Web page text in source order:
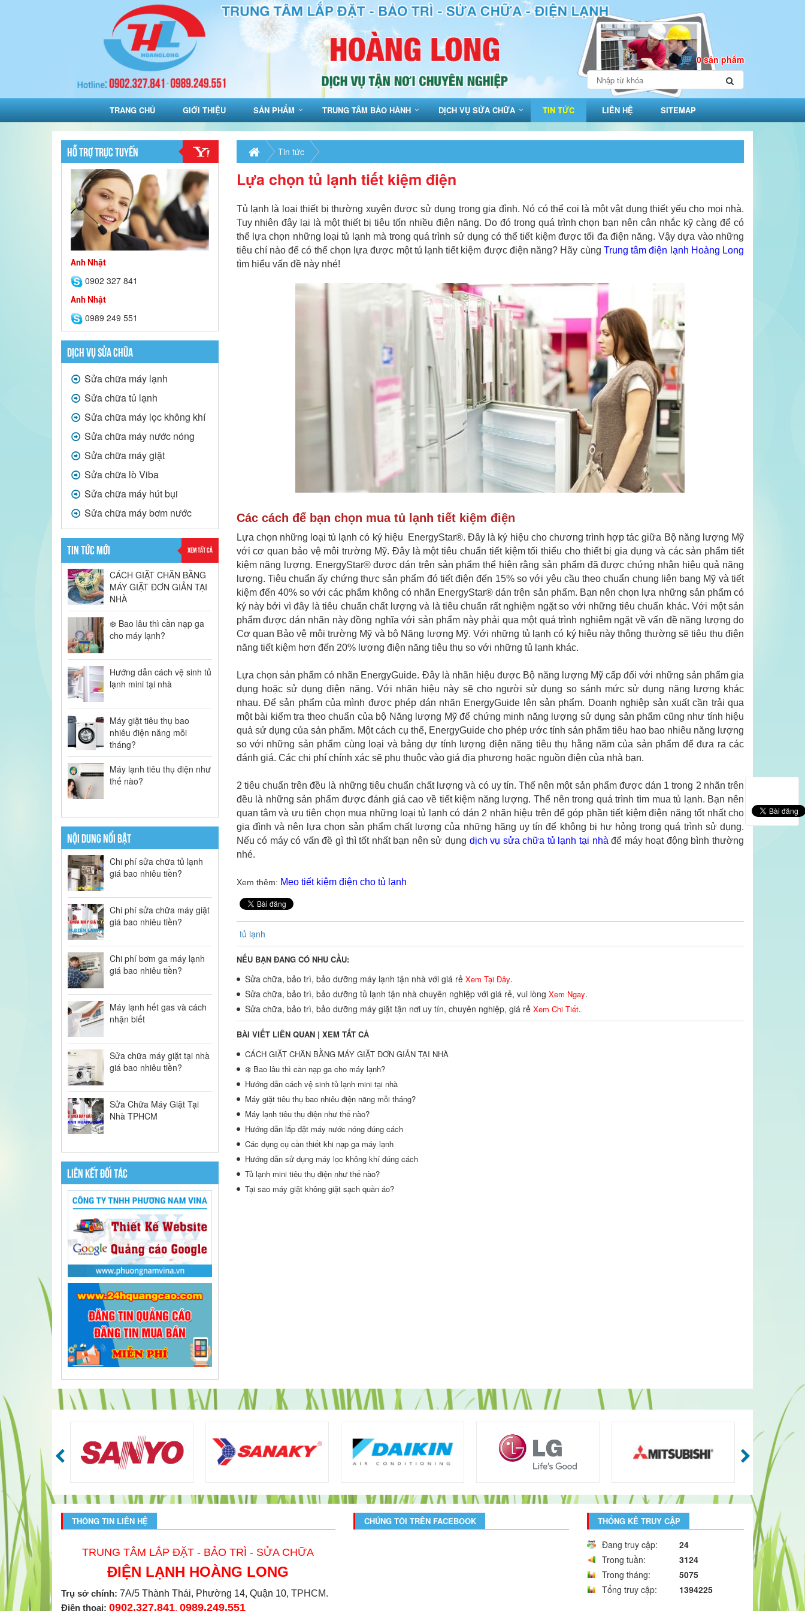
0 sản phẩm
TRANG CHỦ GIỚI THIỆU SẢN PHẨM TRUNG TÂM BẢO HÀNH DỊCH VỤ SỬA CHỮA TIN TỨC LIÊN HỆ SITEMAP
HỖ TRỢ TRỰC TUYẾN
Anh Nhật
0902 327 841
Anh Nhật
0989 249 551
DỊCH VỤ SỬA CHỮA
Sửa chữa máy lạnh
Sửa chữa tủ lạnh
Sửa chữa máy lọc không khí
Sửa chữa máy nước nóng
Sửa chữa máy giặt
Sửa chữa lò Viba
Sửa chữa máy hút bụi
Sửa chữa máy bơm nước
TIN TỨC MỚI XEM TẤT CẢ
CÁCH GIẶT CHĂN BẰNG
MÁY GIẶT ĐƠN GIẢN TẠI
NHÀ
❄️ Bao lâu thì cần nạp ga
cho máy lạnh?
Hướng dẫn cách vệ sinh tủ
lạnh mini tại nhà
Máy giặt tiêu thụ bao
nhiêu điện năng mỗi
tháng?
Máy lạnh tiêu thụ điện như
thế nào?
NỘI DUNG NỔI BẬT
Chi phí sửa chữa tủ lạnh
giá bao nhiêu tiền?
Chi phí sửa chữa máy giặt
giá bao nhiêu tiền?
Chi phí bơm ga máy lạnh
giá bao nhiêu tiền?
Máy lạnh hết gas và cách
nhận biết
Sửa chữa máy giặt tại nhà
giá bao nhiêu tiền?
Sửa Chữa Máy Giặt Tại
Nhà TPHCM
LIÊN KẾT ĐỐI TÁC
Tin tức
Lựa chọn tủ lạnh tiết kiệm điện
Tủ lạnh là loại thiết bị thường xuyên được sử dụng trong gia đình. Nó có thể coi là một vật dụng thiết yếu cho mọi nhà.
Tuy nhiên đây lại là một thiết bị tiêu tốn nhiều điện năng. Do đó trong quá trình chọn bạn nên cân nhắc kỹ càng để có
thể lựa chọn những loại tủ lạnh mà trong quá trình sử dụng có thể tiết kiệm được tối đa điện năng. Vậy dựa vào những
tiêu chí nào để có thể chọn lựa được một tủ lạnh tiết kiệm được điện năng? Hãy cùng Trung tâm điện lạnh Hoàng Long
tìm hiểu vấn đề này nhé!
Các cách để bạn chọn mua tủ lạnh tiết kiệm điện
Lựa chọn những loại tủ lạnh có ký hiệu EnergyStar®. Đây là ký hiệu cho chương trình hợp tác giữa Bộ năng lượng Mỹ
với cơ quan bảo vệ môi trường Mỹ. Đây là một tiêu chuẩn tiết kiệm tối thiểu cho thiết bị gia dụng và các sản phẩm tiết
kiệm năng lượng. EnergyStar® được dán trên sản phẩm thể hiện rằng sản phẩm đã được chứng nhận hiệu quả năng
lượng. Tiêu chuẩn ấy chứng thực sản phẩm đó tiết điện đến 15% so với yêu cầu theo chuẩn chung liên bang Mỹ và tiết
kiệm đến 40% so với các phẩm không có nhãn EnergyStar® dán trên sản phẩm. Bạn nên chọn lựa những sản phẩm có
ký này bởi vì đây là tiêu chuẩn chất lượng và là tiêu chuẩn rất nghiệm ngặt so với những tiêu chuẩn khác. Với một sản
phẩm được dán nhãn này đồng nghĩa với sản phẩm này phải qua một quá trình nghiêm ngặt về vấn đề năng lượng do
Cơ quan Bảo vệ môi trường Mỹ và bộ Năng lượng Mỹ. Với những tủ lạnh có ký hiệu này thông thường sẽ tiêu thụ điện
năng tiết kiệm hơn đến 20% lượng điện năng tiêu thụ so với những tủ lạnh khác.
Lựa chọn sản phẩm có nhãn EnergyGuide. Đây là nhãn hiệu được Bộ năng lượng Mỹ cấp đối với những sản phẩm gia
dụng hoặc sử dụng điện năng. Với nhãn hiệu này sẽ cho người sử dụng so sánh mức sử dụng năng lượng khác
nhau. Để sản phẩm của mình được phép dán nhãn EnergyGuide lên sản phẩm. Doanh nghiệp sản xuất cần trải qua
một bài kiểm tra theo chuẩn của bộ Năng lượng Mỹ để chứng minh năng lượng sử dụng sản phẩm cũng như tính hiệu
quả sử dụng của sản phẩm. Một cách cụ thể, EnergyGuide cho phép ước tính sản phẩm tiêu hao bao nhiêu năng lượng
so với những sản phẩm cùng loại và bảng dự tính lượng điện năng tiêu thụ hằng năm của sản phẩm để đưa ra các
đánh giá. Các chi phí chính xác sẽ phụ thuộc vào giá địa phương hoặc nguồn điện của nhà bạn.
2 tiêu chuẩn trên đều là những tiêu chuẩn chất lượng và có uy tín. Thế nên một sản phẩm được dán 1 trong 2 nhãn trên
đều là những sản phẩm được đánh giá cao về tiết kiệm năng lượng. Thế nên trong quá trình tìm mua tủ lạnh. Bạn nên
quan tâm và ưu tiên chọn mua những loại tủ lạnh có dán 2 nhãn hiệu trên để góp phần tiết kiệm điện năng tốt nhất cho
gia đình và nên lựa chọn sản phẩm chất lượng của những hãng uy tín để không bị hư hỏng trong quá trình sử dụng.
Nếu có máy có vấn đề gì thì tốt nhất bạn nên sử dụng dịch vụ sửa chữa tủ lạnh tại nhà để máy hoạt động bình thường
nhé.
Xem thêm: Mẹo tiết kiệm điện cho tủ lạnh
tủ lạnh
NẾU BẠN ĐANG CÓ NHU CẦU:
Sửa chữa, bảo trì, bảo dưỡng máy lạnh tận nhà với giá rẻ Xem Tại Đây.
Sửa chữa, bảo trì, bảo dưỡng tủ lạnh tận nhà chuyên nghiệp với giá rẻ, vui lòng Xem Ngay.
Sửa chữa, bảo trì, bảo dưỡng máy giặt tận nơi uy tín, chuyên nghiệp, giá rẻ Xem Chi Tiết.
BÀI VIẾT LIÊN QUAN | XEM TẤT CẢ
CÁCH GIẶT CHĂN BẰNG MÁY GIẶT ĐƠN GIẢN TẠI NHÀ
❄️ Bao lâu thì cần nạp ga cho máy lạnh?
Hướng dẫn cách vệ sinh tủ lạnh mini tại nhà
Máy giặt tiêu thụ bao nhiêu điện năng mỗi tháng?
Máy lạnh tiêu thụ điện như thế nào?
Hướng dẫn lắp đặt máy nước nóng đúng cách
Các dụng cụ cần thiết khi nạp ga máy lạnh
Hướng dẫn sử dụng máy lọc không khí đúng cách
Tủ lạnh mini tiêu thụ điện như thế nào?
Tại sao máy giặt không giặt sạch quần áo?
THÔNG TIN LIÊN HỆ
TRUNG TÂM LẮP ĐẶT - BẢO TRÌ - SỬA CHỮA
ĐIỆN LẠNH HOÀNG LONG
Trụ sở chính: 7A/5 Thành Thái, Phường 14, Quận 10, TPHCM.
Điện thoại: 0902.327.841, 0989.249.551
CHÚNG TÔI TRÊN FACEBOOK THỐNG KÊ TRUY CẬP
Đang truy cập:
24
Trong tuần:
3124
Trong tháng:
5075
Tổng truy cập:
1394225